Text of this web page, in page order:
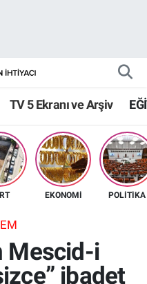
TV 5 Ekranı ve Arşiv
EKONOMİ POLİTİKA
Mescid-i
ibadet